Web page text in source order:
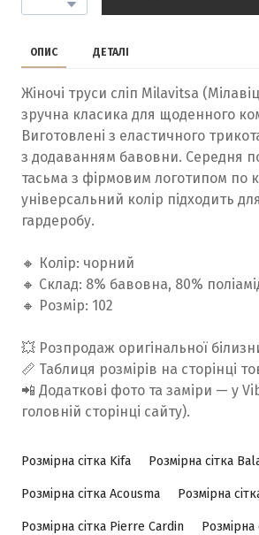
ОПИС ДЕТАЛІ
Жіночі труси сліп Milavitsa
зручна класика для щоденного
Виготовлені з еластичного
з додаванням бавовни. Середня
тасьма з фірмовим логотипом по
універсальний колір підходить
гардеробу.
🔸 Колір: чорний
🔸 Склад: 8% бавовна, 80%
🔸 Розмір: 102
💥 Розпродаж оригінальної
📏 Таблиця розмірів на сторінці
📲 Додаткові фото та заміри — у
головній сторінці сайту).
Розмірна сітка Kifa Розмірна сітка
Розмірна сітка Acousma Розмірна
Розмірна сітка Pierre Cardin Розмірна